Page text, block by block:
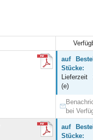
auf
Stücke:
(e)
bei
auf
Stücke: